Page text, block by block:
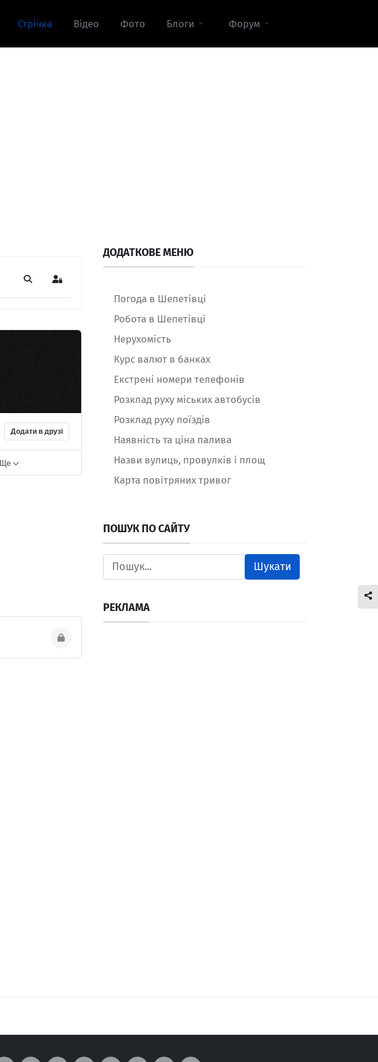
Стрічка Відео Фото Блоги Форум
Пошук Sign In
Додати в друзі
Ще
ДОДАТКОВЕ МЕНЮ
Погода в Шепетівці
Робота в Шепетівці
Нерухомість
Курс валют в банках
Екстрені номери телефонів
Розклад руху міських автобусів
Розклад руху поїздів
Наявність та ціна палива
Назви вулиць, провулків і площ
Карта повітряних тривог
ПОШУК ПО САЙТУ
Шукати
РЕКЛАМА